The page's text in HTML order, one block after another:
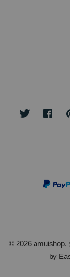
Twitter
© 2026 amuishop.
by